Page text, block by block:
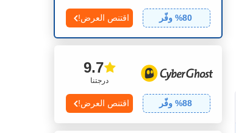
80% وفّر اقتنص العرض!
درجتنا
9.7
88% وفّر اقتنص العرض!